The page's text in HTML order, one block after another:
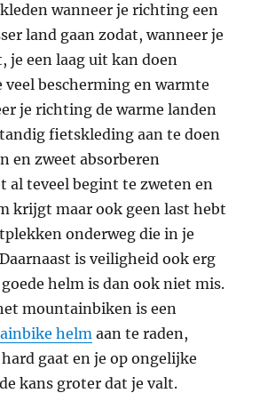
wanneer je richting een
land gaan zodat, wanneer je
je een laag uit kan doen
veel bescherming en warmte
je richting de warme landen
fietskleding aan te doen
en zweet absorberen
al teveel begint te zweten en
krijgt maar ook geen last hebt
onderweg die in je
is veiligheid ook erg
helm is dan ook niet mis.
mountainbiken is een
helmaan te raden,
gaat en je op ongelijke
kans groter dat je valt.